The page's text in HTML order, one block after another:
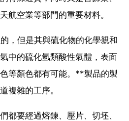
航空業等部門的重要材料。
，但是其與硫化物的化學親和
中的硫化氫類酸性氣體，表面
等顏色都有可能。**製品的製
複雜的工序。
都要經過熔鍊、壓片、切坯、